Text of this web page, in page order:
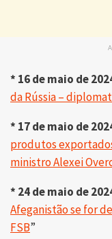
* 16 de maio de
da Rússia –
* 17 de maio de
produtos
ministro Alexei
* 24 de maio de
Afeganistão se for
FSB”